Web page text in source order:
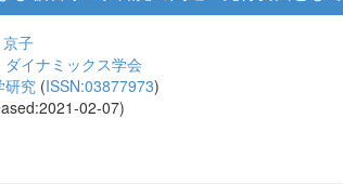
子
ダイナミックス学会
研究 (ISSN:03877973)
02-07)